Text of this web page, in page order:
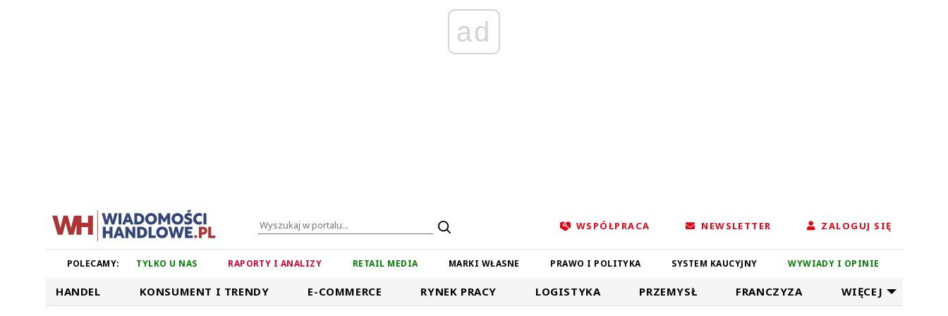
ad
WSPÓŁPRACA NEWSLETTER ZALOGUJ SIĘ
POLECAMY: TYLKO U NAS RAPORTY I ANALIZY RETAIL MEDIA MARKI WŁASNE PRAWO I POLITYKA SYSTEM KAUCYJNY WYWIADY I OPINIE
HANDEL KONSUMENT I TRENDY E-COMMERCE RYNEK PRACY LOGISTYKA PRZEMYSŁ FRANCZYZA WIĘCEJ